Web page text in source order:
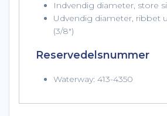
Indvendig diameter, store
Udvendig diameter, ribbet
(3/8″)
Reservedelsnummer
Waterway: 413-4350